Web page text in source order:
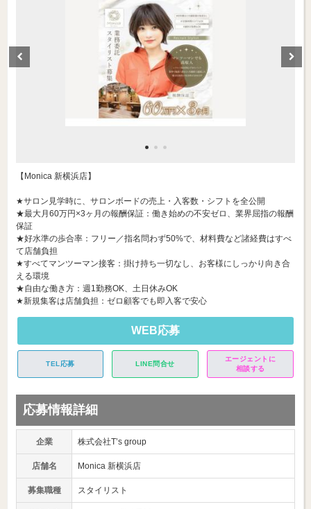
【Monica 新横浜店】
★サロン見学時に、サロンボードの売上・入客数・シフトを全公開
★最大月60万円×3ヶ月の報酬保証：働き始めの不安ゼロ、業界屈指の報酬
保証
★好水準の歩合率：フリー／指名問わず50%で、材料費など諸経費はすべ
て店舗負担
★すべてマンツーマン接客：掛け持ち一切なし、お客様にしっかり向き合
える環境
★自由な働き方：週1勤務OK、土日休みOK
★新規集客は店舗負担：ゼロ顧客でも即入客で安心
WEB応募
TEL応募 LINE問合せ
エージェントに
相談する
応募情報詳細
企業 株式会社T’s group
店舗名 Monica 新横浜店
募集職種 スタイリスト